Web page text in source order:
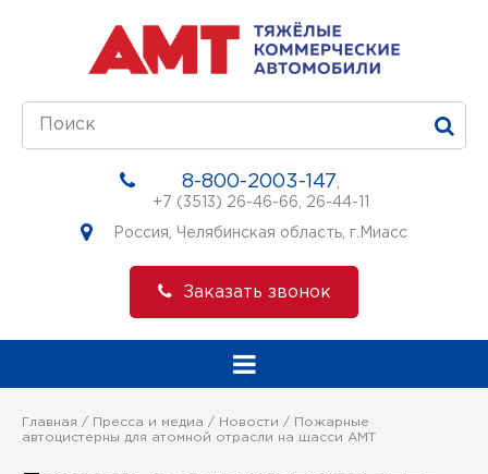
8-800-2003-147
+7 (3513) 26-46-66
26-44-11
Россия, Челябинская область, г.Миасс
Заказать звонок
Главная Пресса и медиа Новости
Пожарные
автоцистерны для атомной отрасли на шасси АМТ